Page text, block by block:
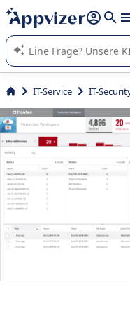
beantworten (mehrere
Die KI von Appvizer führt
von SaaS-Software in
IT-Service IT-